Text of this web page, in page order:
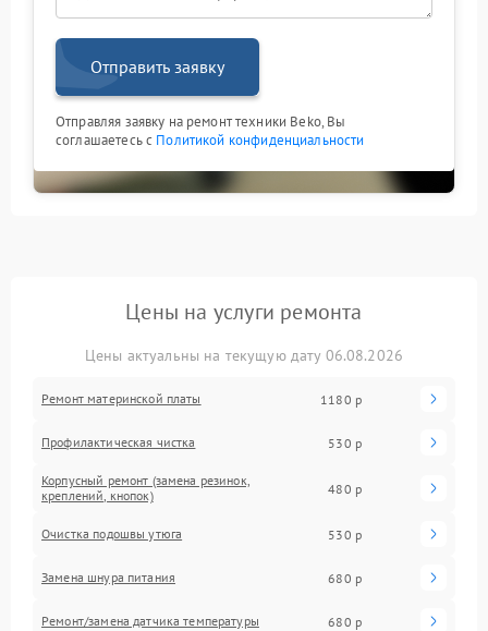
Отправить заявку
Отправляя заявку на ремонт техники Beko, Вы
соглашаетесь с Политикой конфиденциальности
Цены на услуги ремонта
Цены актуальны на текущую дату 06.08.2026
Ремонт материнской платы 1180 р
Профилактическая чистка 530 р
Корпусный ремонт (замена резинок,
креплений, кнопок)
480 р
Очистка подошвы утюга 530 р
Замена шнура питания 680 р
Ремонт/замена датчика температуры 680 р